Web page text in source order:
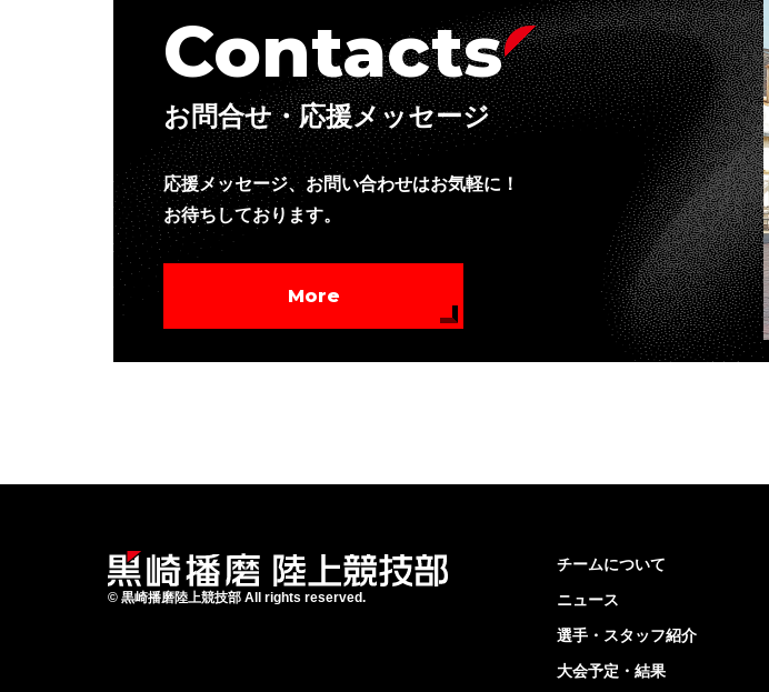
Contacts
お問合せ・応援メッセージ
応援メッセージ、お問い合わせはお気軽に！
お待ちしております。
More
© 黒崎播磨陸上競技部 All rights reserved.
チームについて
ニュース
選手・スタッフ紹介
大会予定・結果